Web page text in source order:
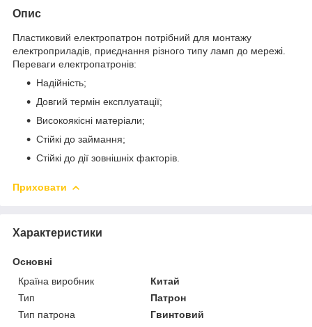
Опис
Пластиковий електропатрон потрібний для монтажу
електроприладів, приєднання різного типу ламп до мережі.
Переваги електропатронів:
Надійність;
Довгий термін експлуатації;
Високоякісні матеріали;
Стійкі до займання;
Стійкі до дії зовнішніх факторів.
Приховати
Характеристики
Основні
Країна виробник
Китай
Тип
Патрон
Тип патрона
Гвинтовий